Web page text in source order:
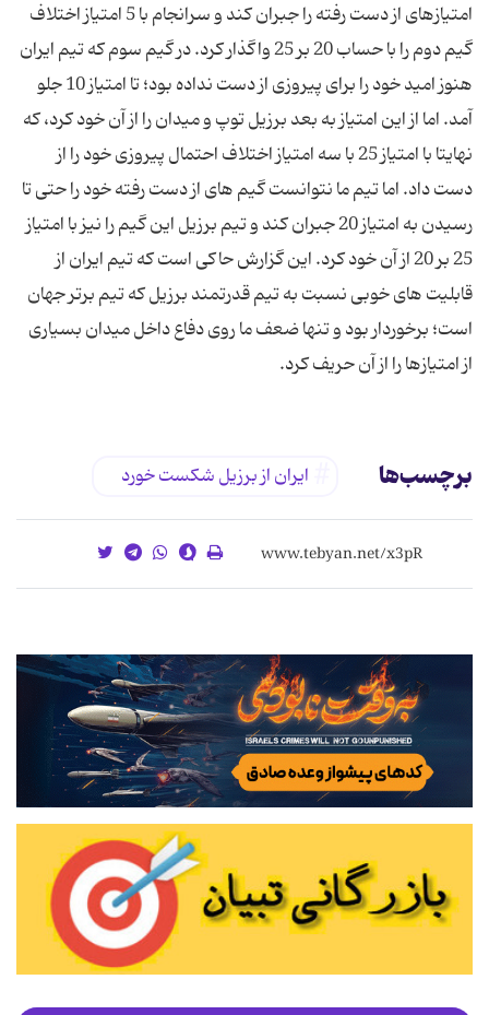
امتیازهای از دست رفته را جبران كند و سرانجام با 5 امتیاز اختلاف
گیم دوم را با حساب 20 بر 25 واگذار كرد. در گیم سوم كه تیم ایران
هنوز امید خود را برای پیروزی از دست نداده بود؛ تا امتیاز 10 جلو
آمد. اما از این امتیاز به بعد برزیل توپ و میدان را از آن خود كرد، كه
نهایتا با امتیاز 25 با سه امتیاز اختلاف احتمال پیروزی خود را از
دست داد. اما تیم ما نتوانست گیم های از دست رفته خود را حتی تا
رسیدن به امتیاز 20 جبران كند و تیم برزیل این گیم را نیز با امتیاز
25 بر 20 از آن خود كرد. این گزارش حاكی است كه تیم ایران از
قابلیت های خوبی نسبت به تیم قدرتمند برزیل كه تیم برتر جهان
است؛ برخوردار بود و تنها ضعف ما روی دفاع داخل میدان بسیاری
از امتیازها را از آن حریف كرد.
برچسب‌ها ایران از برزیل شكست خورد